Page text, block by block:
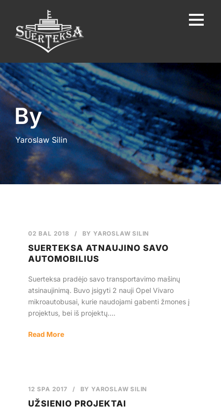
Lietuvos
By
Yaroslaw Silin
02 BAL 2018 / BYYAROSLAW SILIN
SUERTEKSA ATNAUJINO SAVO
AUTOMOBILIUS
Suerteksa pradėjo savo transportavimo mašinų
atsinaujinimą. Buvo įsigyti 2 nauji Opel Vivaro
mikroautobusai, kurie naudojami gabenti žmones į
projektus, bei iš projektų....
Read More
12 SPA 2017 / BYYAROSLAW SILIN
UŽSIENIO PROJEKTAI